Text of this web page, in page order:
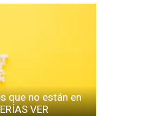
que no están en
VER